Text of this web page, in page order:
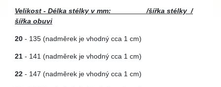
Velikost - Délka stélky v mm: /šířka stélky /
šířka obuvi
20 - 135 (nadměrek je vhodný cca 1 cm)
21 - 141 (nadměrek je vhodný cca 1 cm)
22 - 147 (nadměrek je vhodný cca 1 cm)